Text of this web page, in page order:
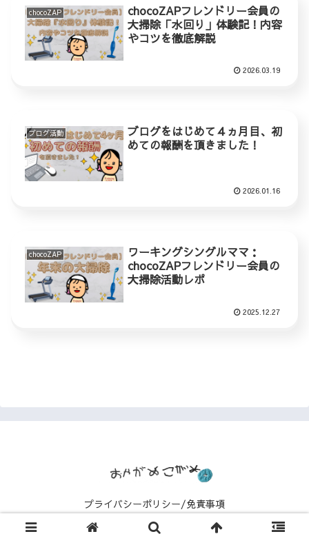
chocoZAP
chocoZAPフレンドリー会員の
大掃除「水回り」体験記！内容
やコツを徹底解説
2026.03.19
ブログ活動
ブログをはじめて４ヵ月目、初
めての報酬を頂きました！
2026.01.16
chocoZAP
ワーキングシングルママ：
chocoZAPフレンドリー会員の
大掃除活動レポ
2025.12.27
プライバシーポリシー/免責事項
© 2025 おやがめこがめぶろぐ.